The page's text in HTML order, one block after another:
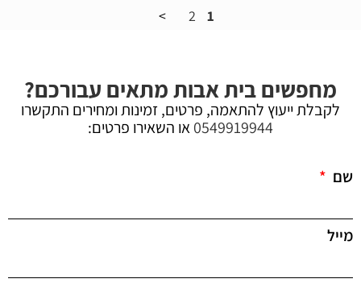
1
2
מחפשים בית אבות מתאים עבורכם?
לקבלת ייעוץ להתאמה, פרטים, זמינות ומחירים התקשרו
0549919944או השאירו פרטים:
שם
מייל